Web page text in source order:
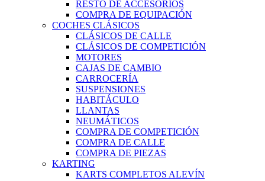
RESTO DE ACCESORIOS
COMPRA DE EQUIPACIÓN
COCHES CLÁSICOS
CLÁSICOS DE CALLE
CLÁSICOS DE COMPETICIÓN
MOTORES
CAJAS DE CAMBIO
CARROCERÍA
SUSPENSIONES
HABITÁCULO
LLANTAS
NEUMÁTICOS
COMPRA DE COMPETICIÓN
COMPRA DE CALLE
COMPRA DE PIEZAS
KARTING
KARTS COMPLETOS ALEVÍN